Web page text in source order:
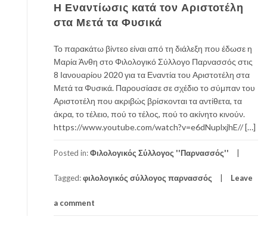
Η Εναντίωσις κατά τον Αριστοτέλη
στα Μετά τα Φυσικά
Το παρακάτω βίντεο είναι από τη διάλεξη που έδωσε η
Μαρία Άνθη στο Φιλολογικό Σύλλογο Παρνασσός στις
8 Ιανουαρίου 2020 για τα Εναντία του Αριστοτέλη στα
Μετά τα Φυσικά. Παρουσίασε σε σχέδιο το σύμπαν του
Αριστοτέλη που ακριβώς βρίσκονται τα αντίθετα, τα
άκρα, το τέλειο, πού το τέλος, πού το ακίνητο κινούν.
https://www.youtube.com/watch?v=e6dNuplxjhE// […]
Posted in:Φιλολογικός Σύλλογος ''Παρνασσός''
Tagged:φιλολογικός σύλλογος παρνασσός Leave
a comment